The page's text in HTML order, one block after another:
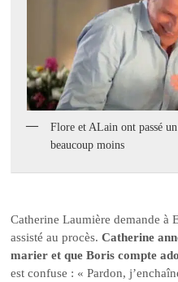
Flore et ALain ont passé
beaucoup moins
Catherine Laumière demande à
assisté au procès.Catherine
marier et que Boris compte
est confuse : « Pardon,